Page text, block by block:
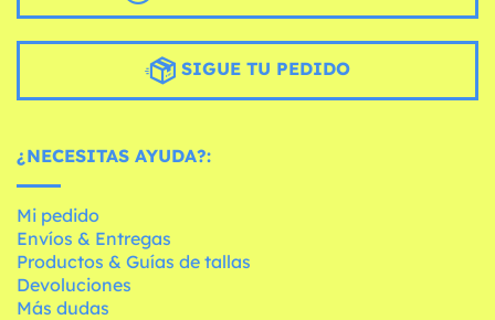
SIGUE TU PEDIDO
¿NECESITAS AYUDA?:
Mi pedido
Envíos & Entregas
Productos & Guías de tallas
Devoluciones
Más dudas